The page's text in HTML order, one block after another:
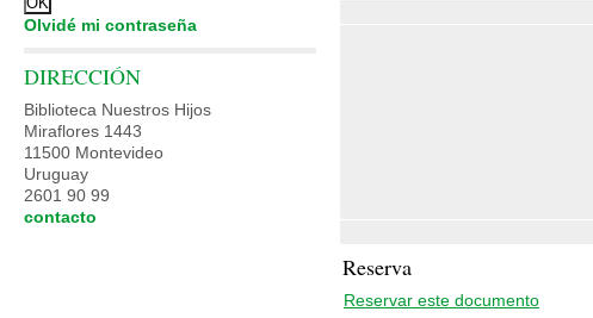
Reserva
Reservar este documento
Olvidé mi contraseña
DIRECCIÓN
Biblioteca Nuestros Hijos
Miraflores 1443
11500 Montevideo
Uruguay
2601 90 99
contacto